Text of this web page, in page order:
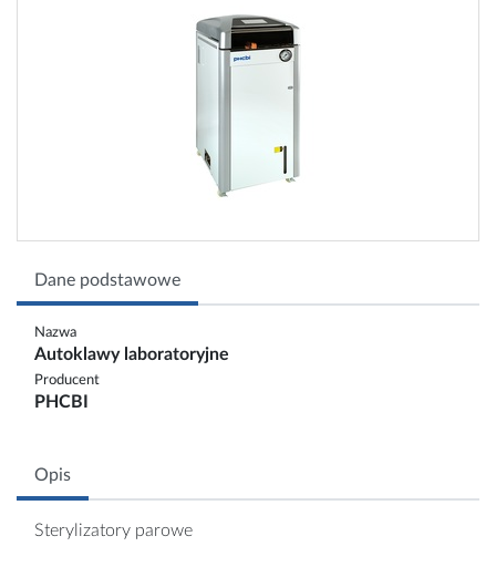
Dane podstawowe
Nazwa
Autoklawy laboratoryjne
Producent
PHCBI
Opis
Sterylizatory parowe